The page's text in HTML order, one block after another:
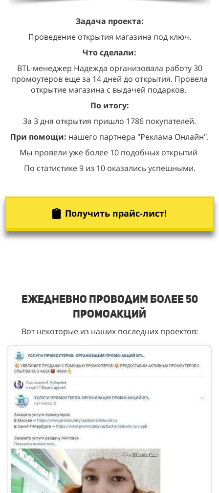
Задача проекта:
Проведение открытия магазина под ключ.
Что сделали:
BTL-менеджер Надежда организовала работу 30
промоутеров еще за 14 дней до открытия. Провела
открытие магазина с выдачей подарков.
По итогу:
За 3 дня открытия пришло 1786 покупателей.
При помощи: нашего партнера "Реклама Онлайн".
Мы провели уже более 10 подобных открытий
По статистике 9 из 10 оказались успешными.
Получить прайс-лист!
Ежедневно проводим более 50
промоакций
Вот некоторые из наших последних проектов: